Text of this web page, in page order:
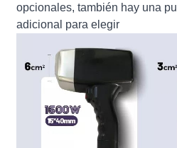
opcionales, también hay una
adicional para elegir